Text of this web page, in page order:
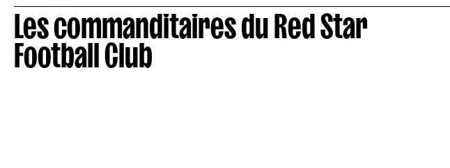
Les commanditaires du Red Star
Football Club